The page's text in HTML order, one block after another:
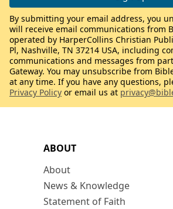
ABOUT
About
News & Knowledge
Statement of Faith
By submitting your email address, you
will receive email communications from
operated by HarperCollins Christian
Pl, Nashville, TN 37214 USA, including
communications and messages from
Gateway. You may unsubscribe from
at any time. If you have any questions,
Privacy Policy or email us at